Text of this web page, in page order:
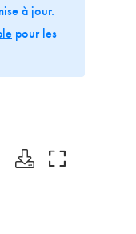
à jour.
pour les